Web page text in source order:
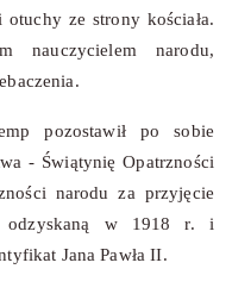
ze strony kościała.
nauczycielem narodu,
pozostawił po sobie
- Świątynię Opatrzności
narodu za przyjęcie
odzyskaną w 1918 r. i
Jana Pawła II.